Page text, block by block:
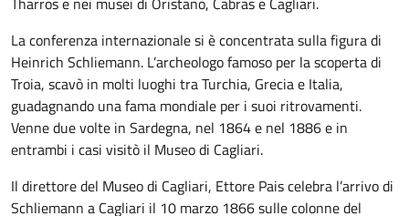
La conferenza internazionale si è concentrata sulla figura di
Heinrich Schliemann. L’archeologo famoso per la scoperta di
Troia, scavò in molti luoghi tra Turchia, Grecia e Italia,
guadagnando una fama mondiale per i suoi ritrovamenti.
Venne due volte in Sardegna, nel 1864 e nel 1886 e in
entrambi i casi visitò il Museo di Cagliari.
Il direttore del Museo di Cagliari, Ettore Pais celebra l’arrivo di
Schliemann a Cagliari il 10 marzo 1866 sulle colonne del